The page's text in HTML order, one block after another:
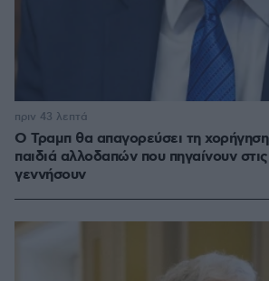
Ο Τραμπ θα απαγορεύσει τη
παιδιά αλλοδαπών που πηγαίνουν
γεννήσουν
πριν 43 λεπτά